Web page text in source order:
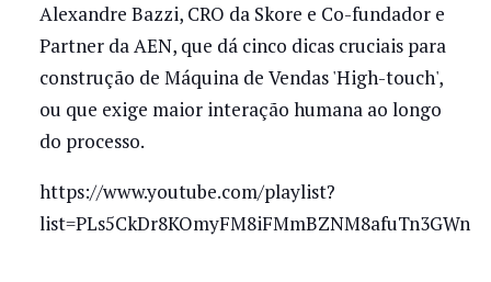
Alexandre Bazzi, CRO da Skore e Co-fundador e
Partner da AEN, que dá cinco dicas cruciais para
construção de Máquina de Vendas 'High-touch',
ou que exige maior interação humana ao longo
do processo.
https://www.youtube.com/playlist?
list=PLs5CkDr8KOmyFM8iFMmBZNM8afuTn3GWn